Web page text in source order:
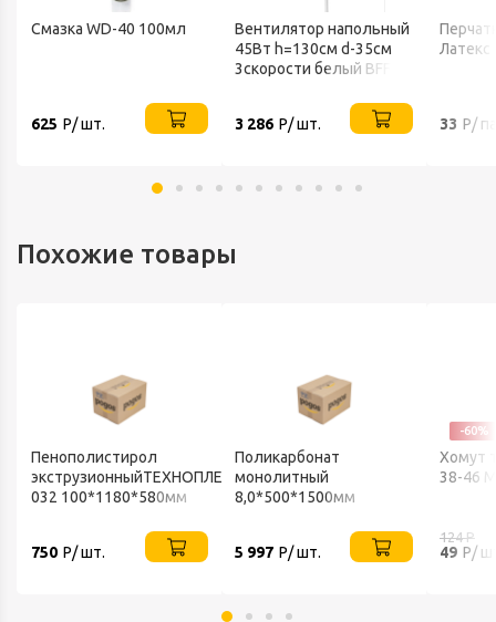
Смазка WD-40 100мл
625 Р/ шт.
Вентилятор напольный
45Вт h=130см d-35см
3скорости белый BFF-
3 286 Р/ шт.
Латекс
33 Р/
Похожие товары
Пенополистирол
экструзионныйТЕХНОПЛЕКС
032 100*1180*580мм
750 Р/ шт.
Поликарбонат
монолитный
8,0*500*1500мм
5 997 Р/ шт.
-60%
Хомут
38-46
124Р
49 Р/